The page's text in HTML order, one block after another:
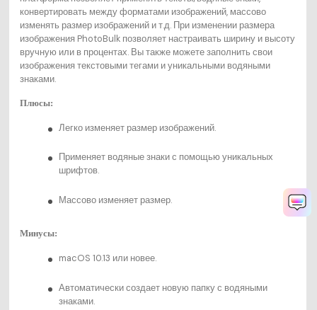
конвертировать между форматами изображений, массово
изменять размер изображений и т.д. При изменении размера
изображения PhotoBulk позволяет настраивать ширину и высоту
вручную или в процентах. Вы также можете заполнить свои
изображения текстовыми тегами и уникальными водяными
знаками.
Плюсы:
Легко изменяет размер изображений.
Применяет водяные знаки с помощью уникальных
шрифтов.
Массово изменяет размер.
Минусы:
macOS 10.13 или новее.
Автоматически создает новую папку с водяными
знаками.